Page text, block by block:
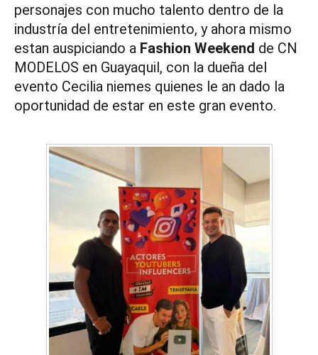
personajes con mucho talento dentro de la
industría del entretenimiento, y ahora mismo
estan auspiciando a Fashion Weekend de CN
MODELOS en Guayaquil, con la dueña del
evento Cecilia niemes quienes le an dado la
oportunidad de estar en este gran evento.